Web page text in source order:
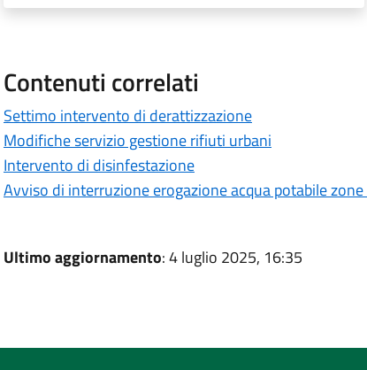
Contenuti correlati
Settimo intervento di derattizzazione
Modifiche servizio gestione rifiuti urbani
Intervento di disinfestazione
Avviso di interruzione erogazione acqua potabile
Ultimo aggiornamento: 4 luglio 2025, 16:35